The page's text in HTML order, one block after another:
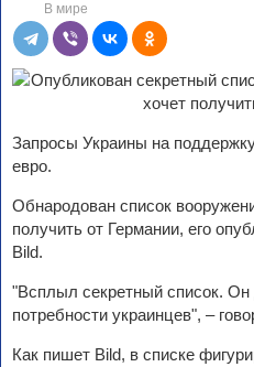
В мире
Запросы Украины на
евро.
Обнародован список
получить от Германии, его
Bild.
"Всплыл секретный список. Он
потребности украинцев", –
Как пишет Bild, в списке